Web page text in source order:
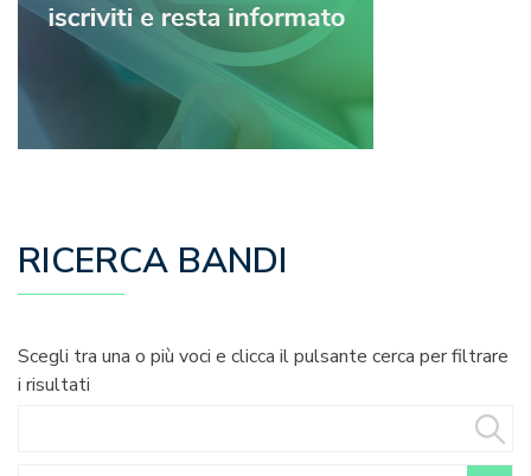
RICERCA BANDI
Scegli tra una o più voci e clicca il pulsante cerca per filtrare
i risultati